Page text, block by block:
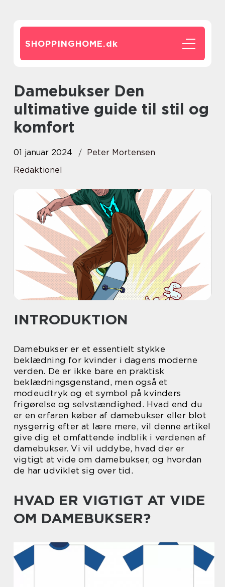
SHOPPINGHOME.dk
Damebukser Den
ultimative guide til stil og
komfort
01 januar 2024
Peter Mortensen
Redaktionel
INTRODUKTION
Damebukser er et essentielt stykke
beklædning for kvinder i dagens moderne
verden. De er ikke bare en praktisk
beklædningsgenstand, men også et
modeudtryk og et symbol på kvinders
frigørelse og selvstændighed. Hvad end du
er en erfaren køber af damebukser eller blot
nysgerrig efter at lære mere, vil denne artikel
give dig et omfattende indblik i verdenen af
damebukser. Vi vil uddybe, hvad der er
vigtigt at vide om damebukser, og hvordan
de har udviklet sig over tid.
HVAD ER VIGTIGT AT VIDE
OM DAMEBUKSER?